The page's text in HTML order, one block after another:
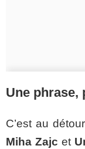
Une phrase,
C’est au
Miha Zajc et